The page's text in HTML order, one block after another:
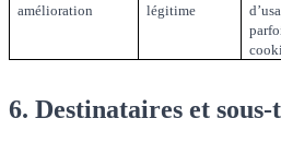
amélioration
légitime
6. Destinataires et